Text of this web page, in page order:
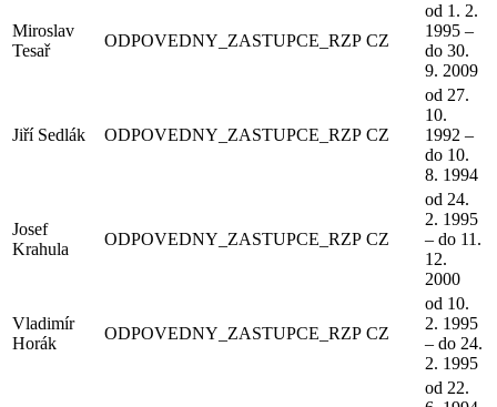
Miroslav
Tesař
ODPOVEDNY_ZASTUPCE_RZP CZ
od 1. 2.
1995 –
do 30.
9. 2009
Jiří Sedlák ODPOVEDNY_ZASTUPCE_RZP CZ
od 27.
10.
1992 –
do 10.
8. 1994
Josef
Krahula
ODPOVEDNY_ZASTUPCE_RZP CZ
od 24.
2. 1995
– do 11.
12.
2000
Vladimír
Horák
ODPOVEDNY_ZASTUPCE_RZP CZ
od 10.
2. 1995
– do 24.
2. 1995
od 22.